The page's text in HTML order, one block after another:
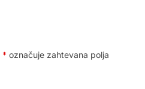
* označuje zahtevana polja